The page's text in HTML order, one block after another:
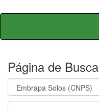
Skip
Página de Busca